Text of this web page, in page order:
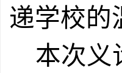
递学校的
本次义